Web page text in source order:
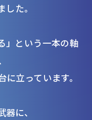
た。
」という一本の軸
立っています。
に、